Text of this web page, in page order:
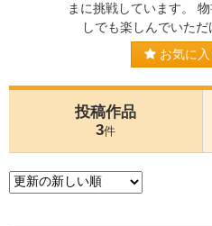
まに挑戦しています。
しでも楽しんでいただ
お気に入
投稿作品
3件